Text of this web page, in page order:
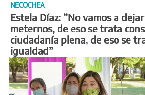
NECOCHEA
Estela Díaz: ”No vamos a
meternos, de eso se trata
ciudadanía plena, de eso se
igualdad”